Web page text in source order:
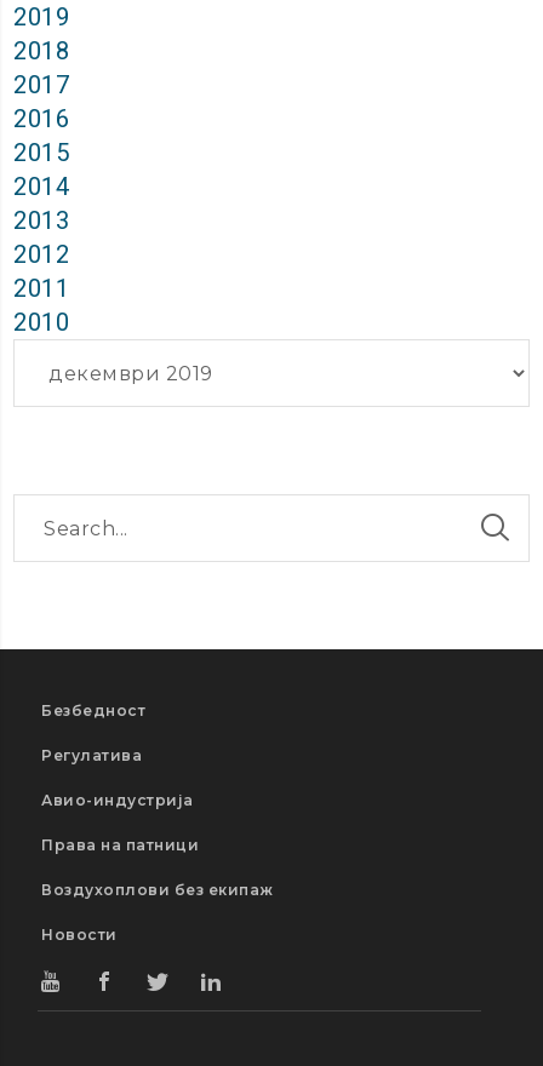
2019
2018
2017
2016
2015
2014
2013
2012
2011
2010
Безбедност
Регулатива
Авио-индустрија
Права на патници
Воздухоплови без екипаж
Новости